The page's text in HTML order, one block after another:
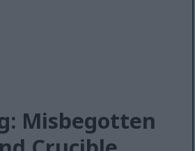
Misbegotten